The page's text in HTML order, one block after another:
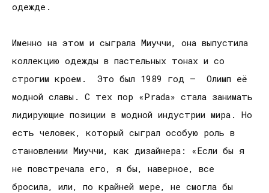
одежде.
Именно на этом и сыграла Миуччи, она выпустила
коллекцию одежды в пастельных тонах и со
строгим кроем. Это был 1989 год – Олимп её
модной славы. С тех пор «Prada» стала занимать
лидирующие позиции в модной индустрии мира. Но
есть человек, который сыграл особую роль в
становлении Миуччи, как дизайнера: «Если бы я
не повстречала его, я бы, наверное, все
бросила, или, по крайней мере, не смогла бы